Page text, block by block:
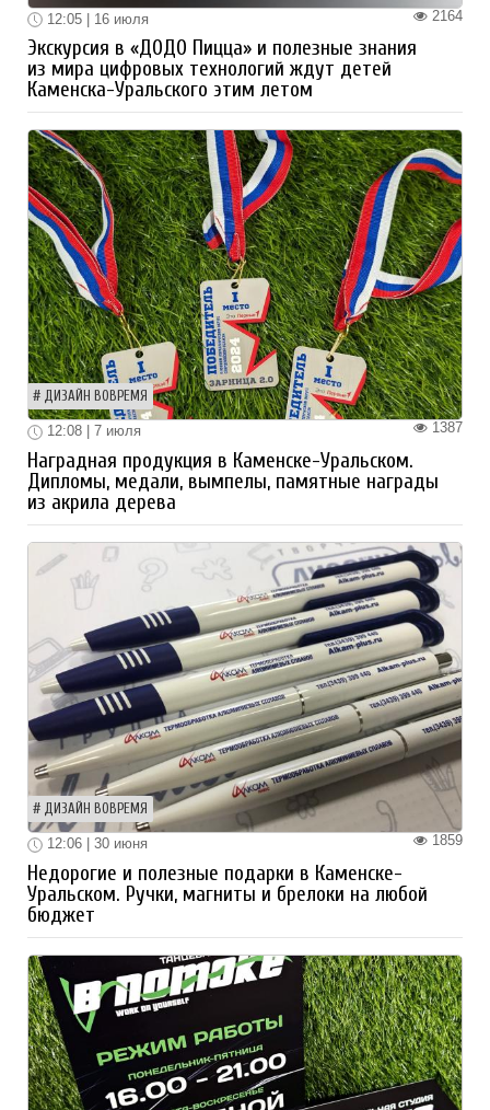
2164
12:05 | 16 июля
Экскурсия в «ДОДО Пицца» и полезные знания
из мира цифровых технологий ждут детей
Каменска-Уральского этим летом
ДИЗАЙН ВОВРЕМЯ
1387
12:08 | 7 июля
Наградная продукция в Каменске-Уральском.
Дипломы, медали, вымпелы, памятные награды
из акрила дерева
ДИЗАЙН ВОВРЕМЯ
1859
12:06 | 30 июня
Недорогие и полезные подарки в Каменске-
Уральском. Ручки, магниты и брелоки на любой
бюджет